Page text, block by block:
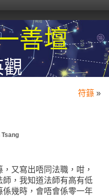
善壇
符籙»
Tsang
又寫出唔同法職，咁，
，我知道法師有高有低
幾時，會唔會係零一年